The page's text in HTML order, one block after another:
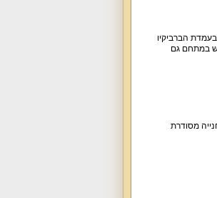
בעמדת הברביקיו
כולו כולל 4 חדרי רחצה ו-5 חדרי שירותים. יש במתחם גם
מסודרת